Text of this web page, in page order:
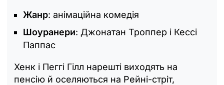
Жанр: анімаційна комедія
Шоуранери: Джонатан Троппер і Кессі
Паппас
Хенк і Пеггі Гілл нарешті виходять на
пенсію й оселяються на Рейні-стріт,